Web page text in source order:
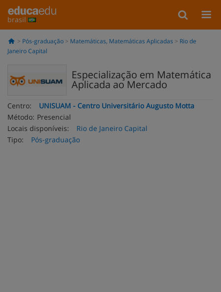
brasil
Pós-graduação Matemáticas, Matemáticas Aplicadas
Rio de
Janeiro Capital
Especialização em Matemática
Aplicada ao Mercado
Centro:
UNISUAM - Centro Universitário Augusto Motta
Método: Presencial
Locais disponíveis:
Rio de Janeiro Capital
Tipo:
Pós-graduação